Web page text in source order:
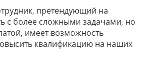
претендующий на
с более сложными задачами, но
имеет возможность
квалификацию на наших